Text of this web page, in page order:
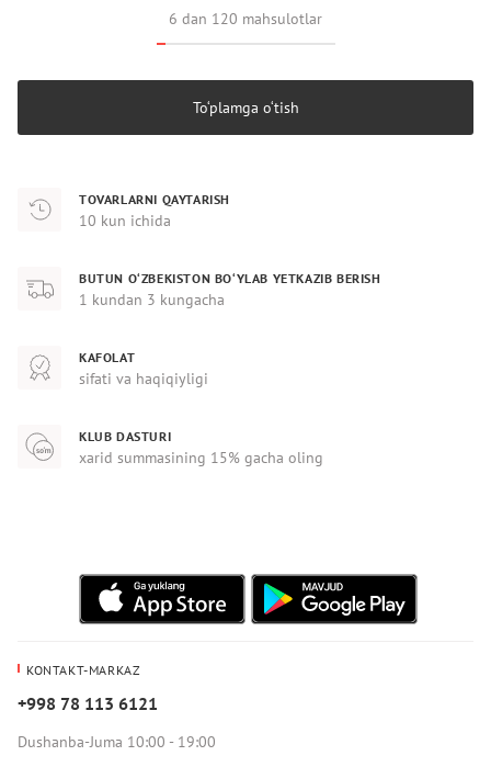
6 dan 120 mahsulotlar
To‘plamga o‘tish
TOVARLARNI QAYTARISH
10 kun ichida
BUTUN O‘ZBEKISTON BO‘YLAB YETKAZIB BERISH
1 kundan 3 kungacha
KAFOLAT
sifati va haqiqiyligi
KLUB DASTURI
xarid summasining 15% gacha oling
KONTAKT-MARKAZ
+998 78 113 6121
Dushanba-Juma 10:00 - 19:00